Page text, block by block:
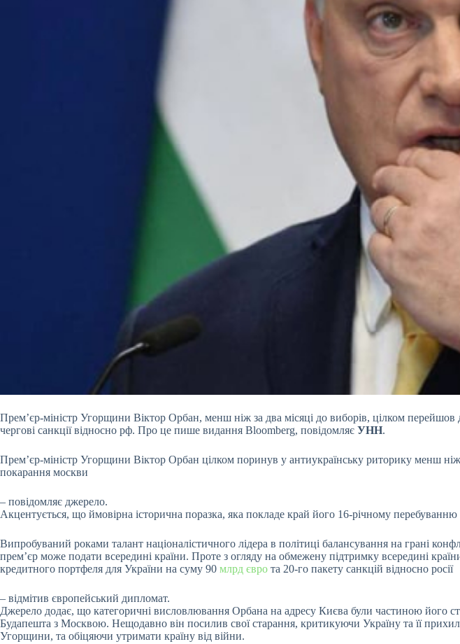
Прем’єр-міністр Угорщини Віктор Орбан, менш ніж за два місяці до виборів, цілком
чергові санкції відносно рф. Про це пише видання Bloomberg, повідомляє УНН.
Прем’єр-міністр Угорщини Віктор Орбан цілком поринув у антиукраїнську риторику менш
покарання москви
– повідомляє джерело.
Акцентується, що ймовірна історична поразка, яка покладе край його 16-річному
Випробуваний роками талант націоналістичного лідера в політиці балансування на грані
прем’єр може подати всередині країни. Проте з огляду на обмежену підтримку всередині
кредитного портфеля для України на суму 90 млрд євро та 20-го пакету санкцій відносно росії
– відмітив європейський дипломат.
Джерело додає, що категоричні висловлювання Орбана на адресу Києва були частиною його
Будапешта з Москвою. Нещодавно він посилив свої старання, критикуючи Україну та її
Угорщини, та обіцяючи утримати країну від війни.